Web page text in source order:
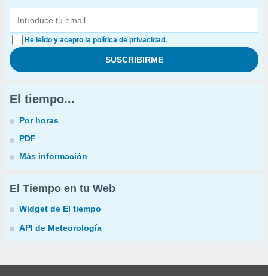
He leído y acepto la política de privacidad.
El tiempo...
Por horas
PDF
Más información
El Tiempo en tu Web
Widget de El tiempo
API de Meteorología